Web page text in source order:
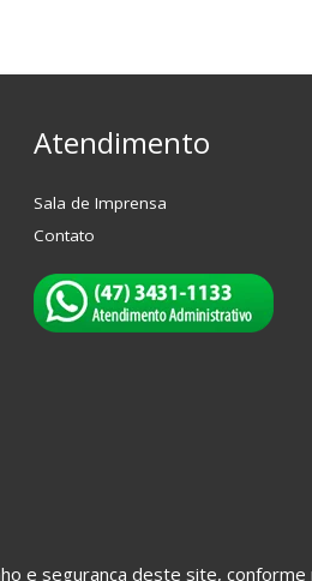
Atendimento
Sala de Imprensa
Contato
e segurança deste site, conforme